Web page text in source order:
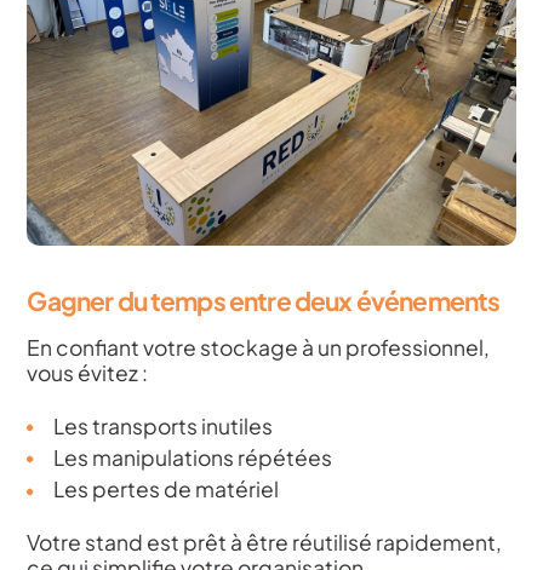
Gagner du temps entre deux événements
En confiant votre stockage à un professionnel,
vous évitez :
Les transports inutiles
Les manipulations répétées
Les pertes de matériel
Votre stand est prêt à être réutilisé rapidement,